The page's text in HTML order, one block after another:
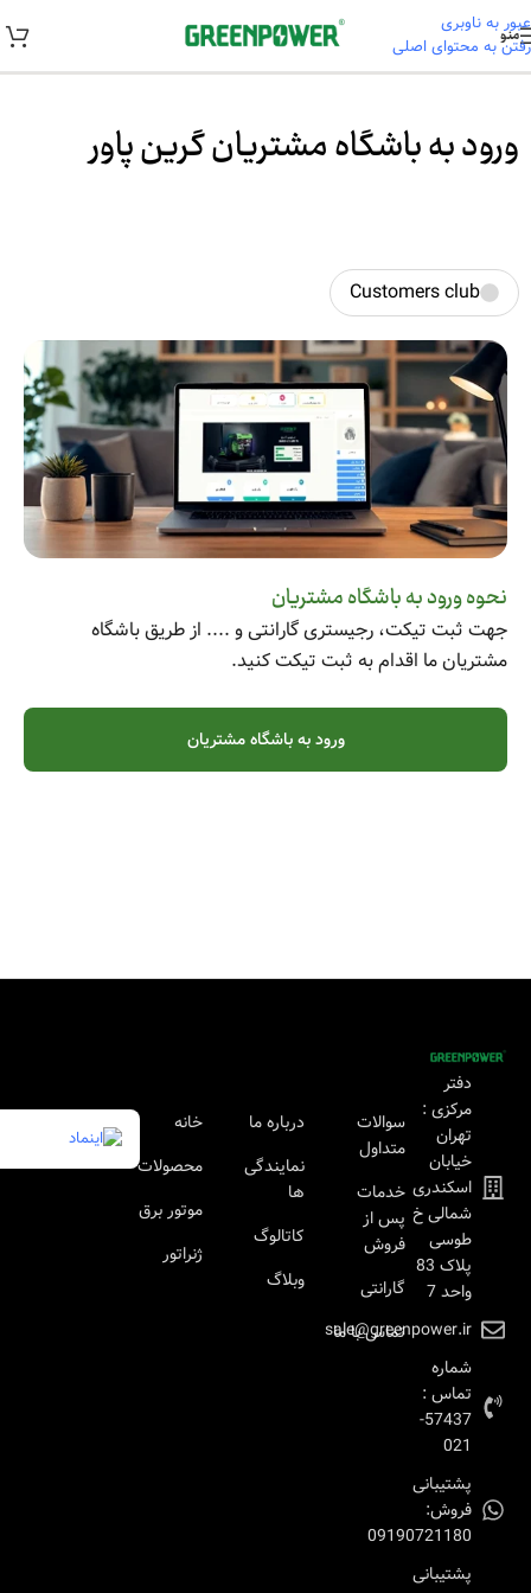
عبور به ناوبری
رفتن به محتوای اصلی
منو
خانه/ باشگاه مشتریان
ورود به باشگاه مشتریان گرین پاور
Customers club
نحوه ورود به باشگاه مشتریان
جهت ثبت تیکت، رجیستری گارانتی و .... از طریق باشگاه
مشتریان ما اقدام به ثبت تیکت کنید.
ورود به باشگاه مشتریان
دفتر
مرکزی :
تهران
خیابان
اسکندری
شمالی خ
طوسی
پلاک 83
واحد 7
sale@greenpower.ir
شماره
تماس :
57437-
021
پشتیبانی
فروش:
09190721180
پشتیبانی
سوالات
متداول
خدمات
پس از
فروش
گارانتی
تماس با ما
درباره ما
نمایندگی
ها
کاتالوگ
وبلاگ
خانه
محصولات
موتور برق
ژنراتور